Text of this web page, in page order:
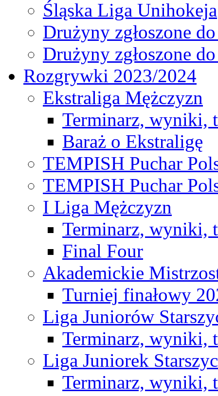
Śląska Liga Unihokeja
Drużyny zgłoszone
Drużyny zgłoszone
Rozgrywki 2023/2024
Ekstraliga Mężczyzn
Terminarz, wyniki,
Baraż o Ekstraligę
TEMPISH Puchar
TEMPISH Puchar
I Liga Mężczyzn
Terminarz, wyniki,
Final Four
Akademickie
Turniej finałowy
Liga Juniorów
Terminarz, wyniki,
Liga Juniorek
Terminarz, wyniki,